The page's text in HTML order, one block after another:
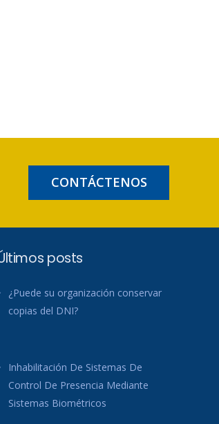
CONTÁCTENOS
posts
¿Puede su organización conservar
copias del DNI?
Inhabilitación De Sistemas De
Control De Presencia Mediante
Sistemas Biométricos